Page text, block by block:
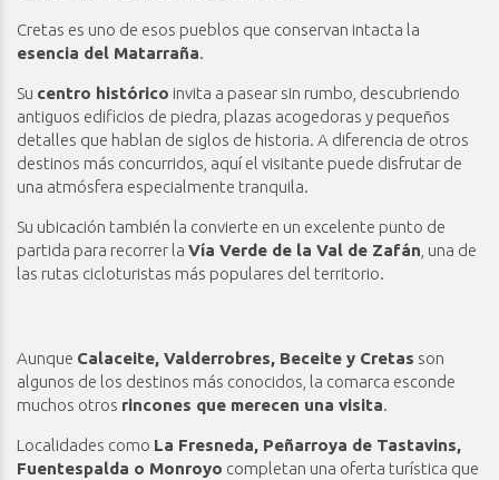
Cretas es uno de esos pueblos que conservan intacta la
esencia del Matarraña.
Su centro histórico invita a pasear sin rumbo, descubriendo
antiguos edificios de piedra, plazas acogedoras y pequeños
detalles que hablan de siglos de historia. A diferencia de otros
destinos más concurridos, aquí el visitante puede disfrutar de
una atmósfera especialmente tranquila.
Su ubicación también la convierte en un excelente punto de
partida para recorrer la Vía Verde de la Val de Zafán , una de
las rutas cicloturistas más populares del territorio.
Aunque Calaceite, Valderrobres, Beceite y Cretas son
algunos de los destinos más conocidos, la comarca esconde
muchos otros rincones que merecen una visita.
Localidades como La Fresneda, Peñarroya de Tastavins,
Fuentespalda o Monroyo completan una oferta turística que